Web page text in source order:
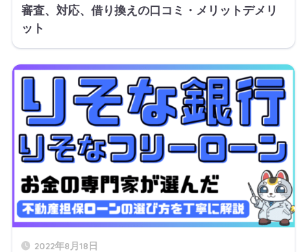
審査、対応、借り換えの口コミ・メリットデメリ
ット
2022年8月18日